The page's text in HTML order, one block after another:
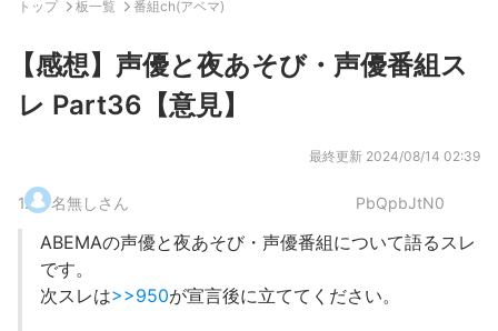
トップ 板一覧 番組ch(アベマ)
【感想】声優と夜あそび・声優番組ス
レ Part36【意見】
最終更新 2024/08/14 02:39
1. 名無しさん PbQpbJtN0
ABEMAの声優と夜あそび・声優番組について語るスレ
です。
次スレは>>950が宣言後に立ててください。